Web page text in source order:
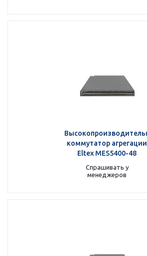
коммутатор агрегации
Eltex MES5400-48
Спрашивать у
менеджеров